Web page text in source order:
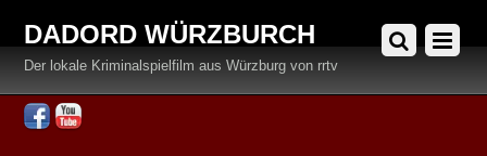
DADORD WÜRZBURCH
Der lokale Kriminalspielfilm aus Würzburg von rrtv
FacebookYouTube